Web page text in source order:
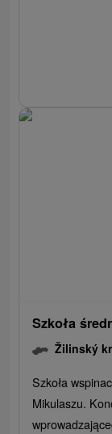
Szkoła
Žilinský
Szkoła
Mikulaszu.